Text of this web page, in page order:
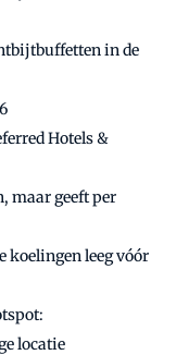
in de
Hotels &
maar geeft per
koelingen leeg vóór
locatie